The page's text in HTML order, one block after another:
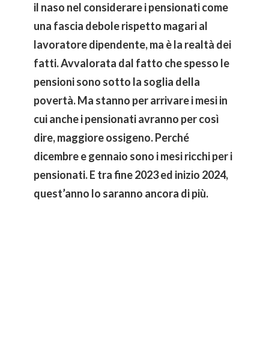
il naso nel considerare i pensionati come
una fascia debole rispetto magari al
lavoratore dipendente, ma è la realtà dei
fatti. Avvalorata dal fatto che spesso le
pensioni sono sotto la soglia della
povertà. Ma stanno per arrivare i mesi in
cui anche i pensionati avranno per così
dire, maggiore ossigeno. Perché
dicembre e gennaio sono i mesi ricchi per i
pensionati. E tra fine 2023 ed inizio 2024,
quest’anno lo saranno ancora di più.